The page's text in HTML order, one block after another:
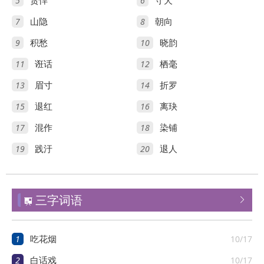
7 山隐 8 朝向
9 积愁 10 晓韵
11 诳话 12 栖毫
13 眉寸 14 折罗
15 退红 16 离玦
17 混作 18 染铺
19 践汙 20 退人

 三字词语
1 10/17
吃花烟
2 10/17
白话戏